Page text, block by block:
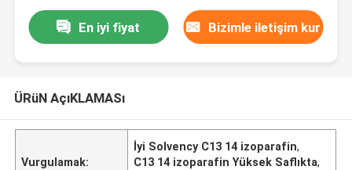
En iyi fiyat Bizimle iletişim kur
ÜRüN AçıKLAMASı
Vurgulamak:
İyi Solvency C13 14 izoparafin,
C13 14 izoparafin Yüksek Saflıkta,